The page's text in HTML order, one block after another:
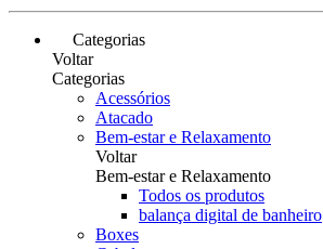
Categorias
Voltar
Categorias
Acessórios
Atacado
Bem-estar e Relaxamento
Voltar
Bem-estar e Relaxamento
Todos os produtos
balança digital de banheiro
Boxes